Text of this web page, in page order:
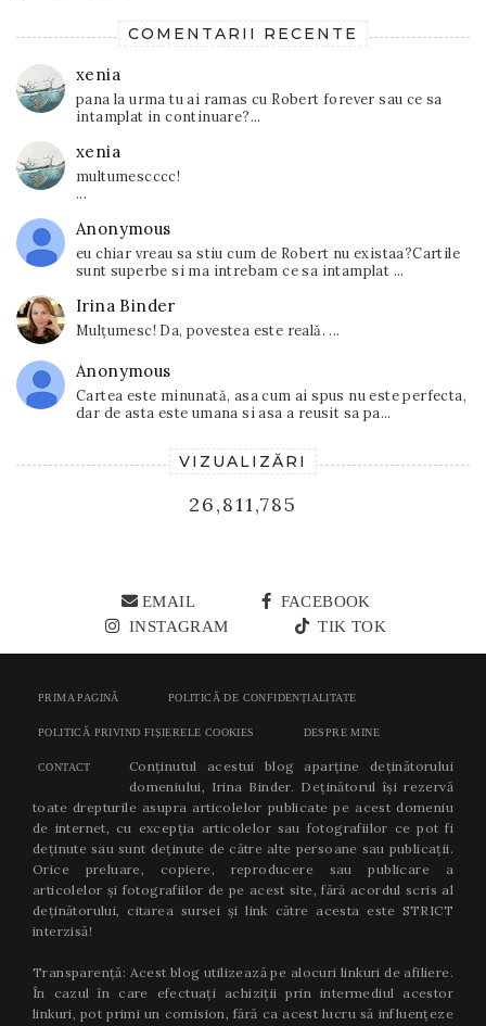
COMENTARII RECENTE
xenia
pana la urma tu ai ramas cu Robert forever sau ce sa
intamplat in continuare?...
xenia
multumescccc!
...
Anonymous
eu chiar vreau sa stiu cum de Robert nu existaa?Cartile
sunt superbe si ma intrebam ce sa intamplat ...
Irina Binder
Mulțumesc! Da, povestea este reală. ...
Anonymous
Cartea este minunată, asa cum ai spus nu este perfecta,
dar de asta este umana si asa a reusit sa pa...
VIZUALIZĂRI
26,811,785
EMAIL
FACEBOOK
INSTAGRAM
TIK TOK
PRIMA PAGINĂ POLITICĂ DE CONFIDENȚIALITATE
POLITICĂ PRIVIND FIȘIERELE COOKIES DESPRE MINE
CONTACT
Conținutul acestui blog aparține deținătorului
domeniului, Irina Binder. Deținătorul își rezervă
toate drepturile asupra articolelor publicate pe acest domeniu
de internet, cu excepția articolelor sau fotografiilor ce pot fi
deținute sau sunt deținute de către alte persoane sau publicații.
Orice preluare, copiere, reproducere sau publicare a
articolelor și fotografiilor de pe acest site, fără acordul scris al
deținătorului, citarea sursei și link către acesta este STRICT
interzisă!
Transparență: Acest blog utilizează pe alocuri linkuri de afiliere.
În cazul în care efectuați achiziții prin intermediul acestor
linkuri, pot primi un comision, fără ca acest lucru să influențeze